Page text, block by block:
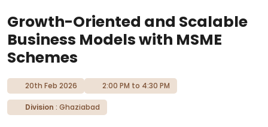
Growth-Oriented and Scalable
Business Models with MSME
Schemes
20th Feb 2026 2:00 PM to 4:30 PM
Division : Ghaziabad